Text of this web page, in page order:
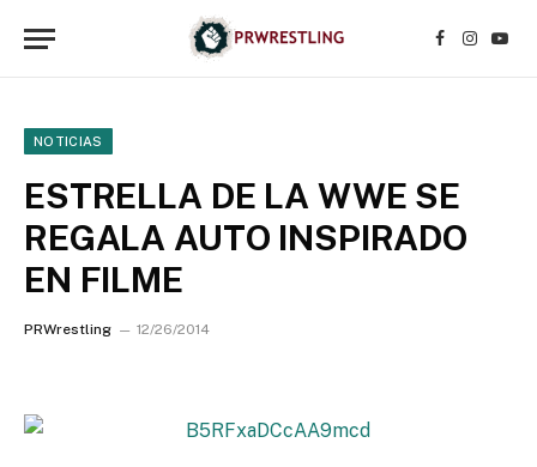
Facebook
NOTICIAS
ESTRELLA DE LA WWE SE
REGALA AUTO INSPIRADO
EN FILME
PRWrestling 12/26/2014